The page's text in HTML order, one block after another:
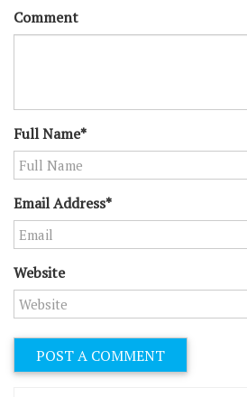
Comment
Full Name*
Email Address*
Website